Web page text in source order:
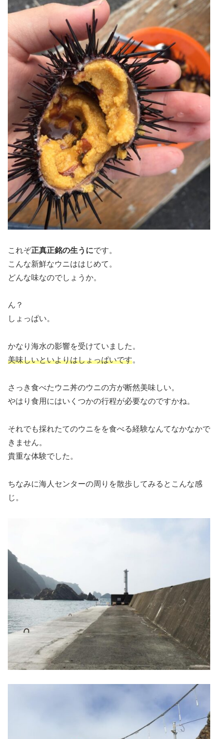
これぞ正真正銘の生うにです。
こんな新鮮なウニははじめて。
どんな味なのでしょうか。
ん？
しょっぱい。
かなり海水の影響を受けていました。
美味しいといよりはしょっぱいです。
さっき食べたウニ丼のウニの方が断然美味しい。
やはり食用にはいくつかの行程が必要なのですかね。
それでも採れたてのウニをを食べる経験なんてなかなかで
きません。
貴重な体験でした。
ちなみに海人センターの周りを散歩してみるとこんな感
じ。